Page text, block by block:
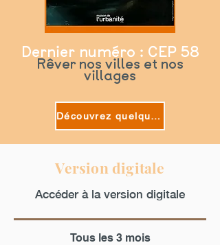
Dernier numéro : CEP 58
Rêver nos villes et nos
villages
Découvrez quelques articles
Version digitale
Accéder à la version digitale
Tous les 3 mois